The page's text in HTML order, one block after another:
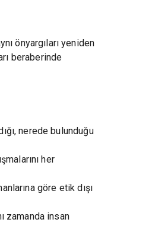
önyargıları yeniden
beraberinde
nerede bulunduğu
her
göre etik dışı
zamanda insan